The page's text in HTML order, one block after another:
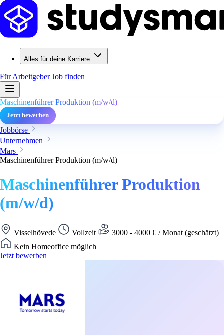
Alles für deine Karriere
Für ArbeitgeberJob finden
Maschinenführer Produktion (m/w/d)
Jetzt bewerben
Jobbörse
Unternehmen
Mars
Maschinenführer Produktion (m/w/d)
Maschinenführer Produktion
(m/w/d)
Visselhövede Vollzeit
3000 - 4000 € / Monat (geschätzt)
Kein Homeoffice möglich
Jetzt bewerben